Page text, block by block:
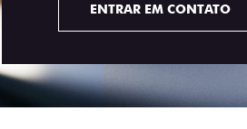
ENTRAR EM CONTATO